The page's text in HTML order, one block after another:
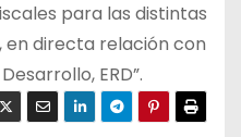
para las distintas
en directa relación con
ERD”.